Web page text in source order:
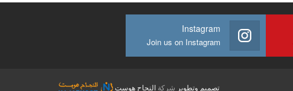
Instagram
Join us on Instagram
تصميم وتطوير شركة النجاح هوست